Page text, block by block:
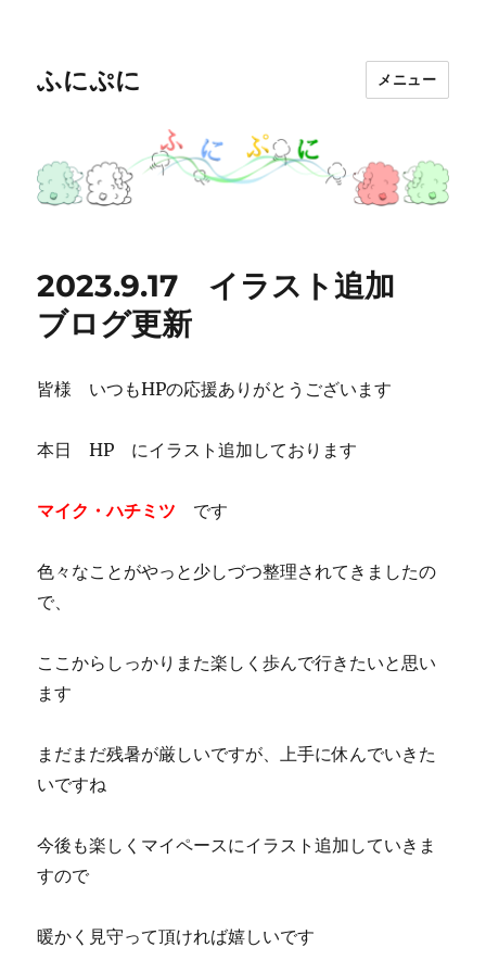
ふにぷに メニュー
2023.9.17 イラスト追加
ブログ更新
皆様 いつもHPの応援ありがとうございます
本日 HP にイラスト追加しております
マイク・ハチミツ です
色々なことがやっと少しづつ整理されてきましたの
で、
ここからしっかりまた楽しく歩んで行きたいと思い
ます
まだまだ残暑が厳しいですが、上手に休んでいきた
いですね
今後も楽しくマイペースにイラスト追加していきま
すので
暖かく見守って頂ければ嬉しいです